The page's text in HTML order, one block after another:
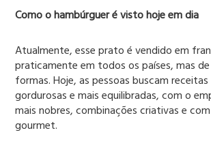
Como o hambúrguer é visto hoje em dia
Atualmente, esse prato é vendido em
praticamente em todos os países, mas
formas. Hoje, as pessoas buscam
gordurosas e mais equilibradas, com o
mais nobres, combinações criativas e
gourmet.